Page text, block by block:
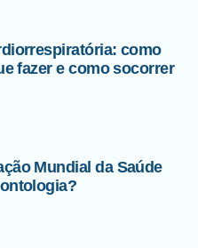
como
fazer e como socorrer
Mundial da Saúde